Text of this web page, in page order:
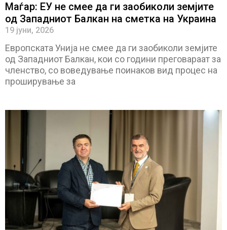
Маѓар: ЕУ не смее да ги заобиколи земјите
од Западниот Балкан на сметка на Украина
19 јуни, 2026
Европската Унија не смее да ги заобиколи земјите
од Западниот Балкан, кои со години преговараат за
членство, со воведување поинаков вид процес на
проширување за